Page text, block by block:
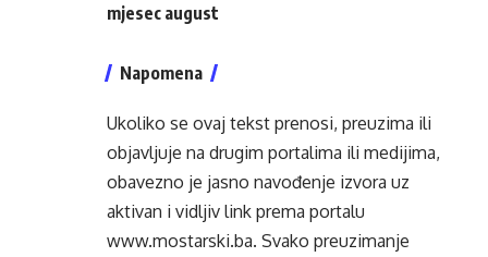
mjesec august
Napomena
Ukoliko se ovaj tekst prenosi, preuzima ili
objavljuje na drugim portalima ili medijima,
obavezno je jasno navođenje izvora uz
aktivan i vidljiv link prema portalu
www.mostarski.ba. Svako preuzimanje